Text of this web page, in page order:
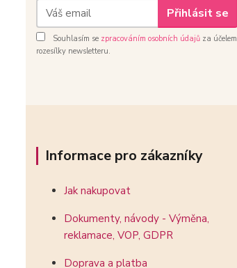
Přihlásit se
Souhlasím se zpracováním osobních údajů za účelem
rozesílky newsletteru.
Informace pro zákazníky
Jak nakupovat
Dokumenty, návody - Výměna,
reklamace, VOP, GDPR
Doprava a platba